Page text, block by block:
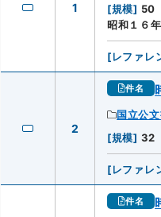
1
[規模] 50
昭和１６
[レファレ
2
件名
国立公
[規模] 32
[レファレ
件名